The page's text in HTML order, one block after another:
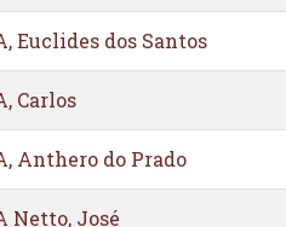
Euclides dos Santos
Carlos
Anthero do Prado
Netto, José